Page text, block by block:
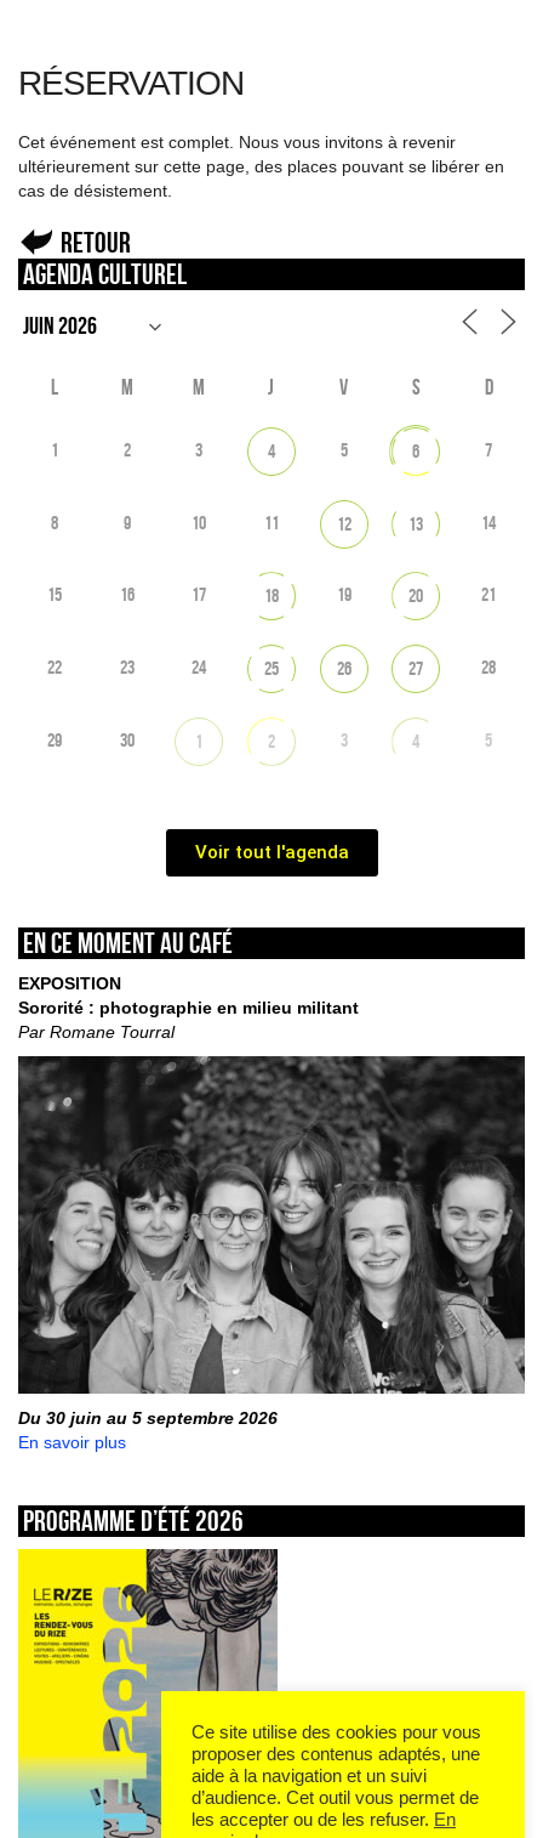
RÉSERVATION
Cet événement est complet. Nous vous invitons à revenir
ultérieurement sur cette page, des places pouvant se libérer en
cas de désistement.
Retour
Agenda culturel
L M M J V S D
1 2 3 4 5 6 7
8 9 10 11 12 13 14
15 16 17 18 19 20 21
22 23 24 25 26 27 28
29 30 1 2 3 4 5
Voir tout l'agenda
En ce moment au café
EXPOSITION
Sororité : photographie en milieu militant
Par Romane Tourral
Du 30 juin au 5 septembre 2026
En savoir plus
Programme d’été 2026
Ce site utilise des cookies pour vous
proposer des contenus adaptés, une
aide à la navigation et un suivi
d’audience. Cet outil vous permet de
les accepter ou de les refuser. En